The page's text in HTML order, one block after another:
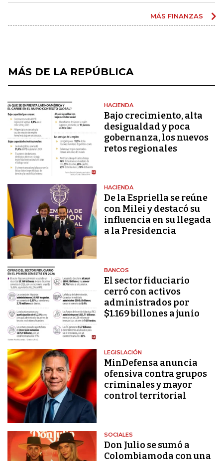
MÁS FINANZAS
MÁS DE LA REPÚBLICA
HACIENDA
Bajo crecimiento, alta
desigualdad y poca
gobernanza, los nuevos
retos regionales
HACIENDA
De la Espriella se reúne
con Milei y destacó su
influencia en su llegada
a la Presidencia
BANCOS
El sector fiduciario
cerró con activos
administrados por
$1.169 billones a junio
LEGISLACIÓN
MinDefensa anuncia
ofensiva contra grupos
criminales y mayor
control territorial
SOCIALES
Don Julio se sumó a
Colombiamoda con una